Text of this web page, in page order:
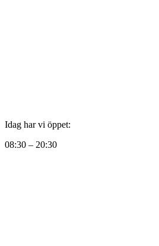
Idag har vi öppet:
08:30 – 20:30